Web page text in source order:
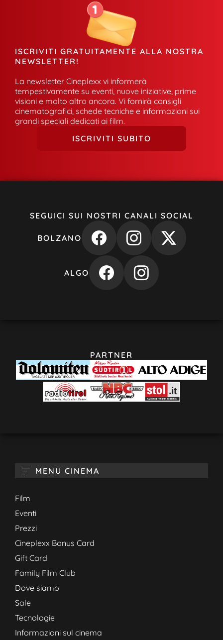
ISCRIVITI GRATUITAMENTE ALLA NOSTRA
NEWSLETTER!
La newsletter Cineplexx vi informerà
tempestivamente su eventi, nuove iniziative, prime
visioni e molto altro ancora. Vi fornirà consigli
cinematografici, schede tecniche e informazioni sui
grandi speciali dedicati ai film.
ISCRIVITI SUBITO
SEGUICI SUI NOSTRI CANALI SOCIAL
BOLZANO
ALGO
PARTNER
MENU CINEMA
Film
Eventi
Prezzi
Cineplexx Bonus Card
Gift Card
Family Film Club
Dove siamo
Sale
Tecnologie
Informazioni sul cinema